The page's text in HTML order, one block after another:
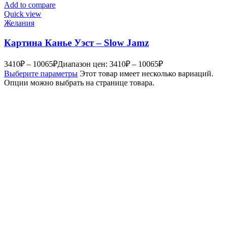
Add to compare
Quick view
Желания
Картина Канье Уэст – Slow Jamz
3410₽ – 10065₽Диапазон цен: 3410₽ – 10065₽
Выберите параметры Этот товар имеет несколько вариаций.
Опции можно выбрать на странице товара.